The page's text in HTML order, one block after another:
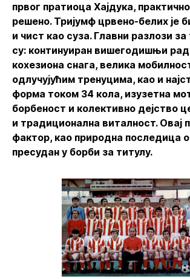
првог пратиоца Хајдука,
решено. Тријумф црвено-белих је
и чист као суза. Главни разлози
су: континуиран вишегодишњи
кохезиона снага, велика
одлучујућим тренуцима, као и
форма током 34 кола, изузетна
борбеност и колективно дејство
и традиционална виталност. Овај
фактор, као природна последица
пресудан у борби за титулу.